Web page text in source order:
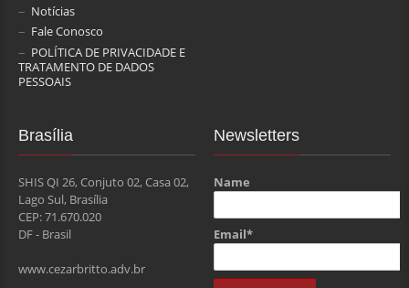
Notícias
Fale Conosco
POLÍTICA DE PRIVACIDADE E
TRATAMENTO DE DADOS
PESSOAIS
Brasília
SHIS QI 26, Conjuto 02, Casa 02,
Lago Sul, Brasília
CEP: 71.670.020
DF - Brasil
www.cezarbritto.adv.br
Newsletters
Name
Email*